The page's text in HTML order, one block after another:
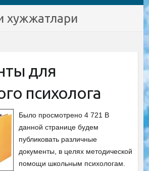
хужжатлари
для
психолога
Было просмотрено 4 721 В
данной странице будем
публиковать различные
документы, в целях методической
помощи школьным психологам.